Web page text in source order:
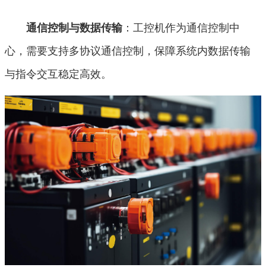
通信控制与数据传输：工控机作为通信控制中
心，需要支持多协议通信控制，保障系统内数据传输
与指令交互稳定高效。